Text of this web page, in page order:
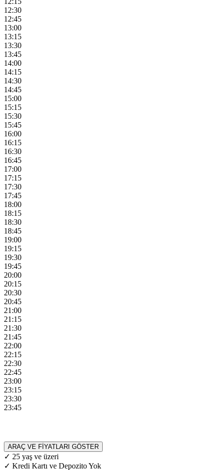
12:30
12:45
13:00
13:15
13:30
13:45
14:00
14:15
14:30
14:45
15:00
15:15
15:30
15:45
16:00
16:15
16:30
16:45
17:00
17:15
17:30
17:45
18:00
18:15
18:30
18:45
19:00
19:15
19:30
19:45
20:00
20:15
20:30
20:45
21:00
21:15
21:30
21:45
22:00
22:15
22:30
22:45
23:00
23:15
23:30
23:45
ARAÇ VE FİYATLARI GÖSTER
✓ 25 yaş ve üzeri
✓ Kredi Kartı ve Depozito Yok